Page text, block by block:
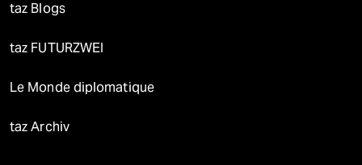
taz Blogs
taz FUTURZWEI
Le Monde diplomatique
taz Archiv